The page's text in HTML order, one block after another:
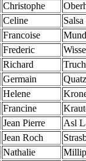
Christophe
Celine
Francoise
Frederic
Richard
Germain
Helene
Francine
Jean Pierre
Asl
Jean Roch
Nathalie